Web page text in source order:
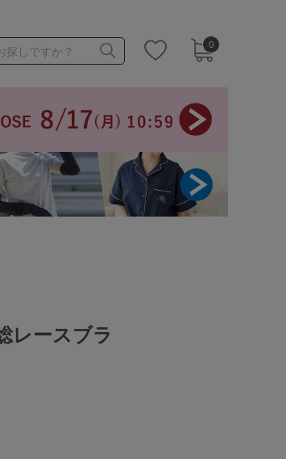
0
探しですか？
1,000～1,999円
3,000～3,999円
レースブラ